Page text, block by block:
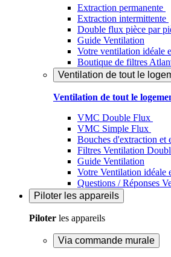
Extraction permanente
Extraction intermittente
Double flux pièce par
Guide Ventilation
Votre ventilation idéale
Boutique de filtres
Ventilation de tout le
Ventilation de tout le
VMC Double Flux
VMC Simple Flux
Bouches d'extraction et
Filtres Ventilation
Guide Ventilation
Votre Ventilation idéale
Questions / Réponses
Piloter les appareils
Piloter les appareils
Via commande murale